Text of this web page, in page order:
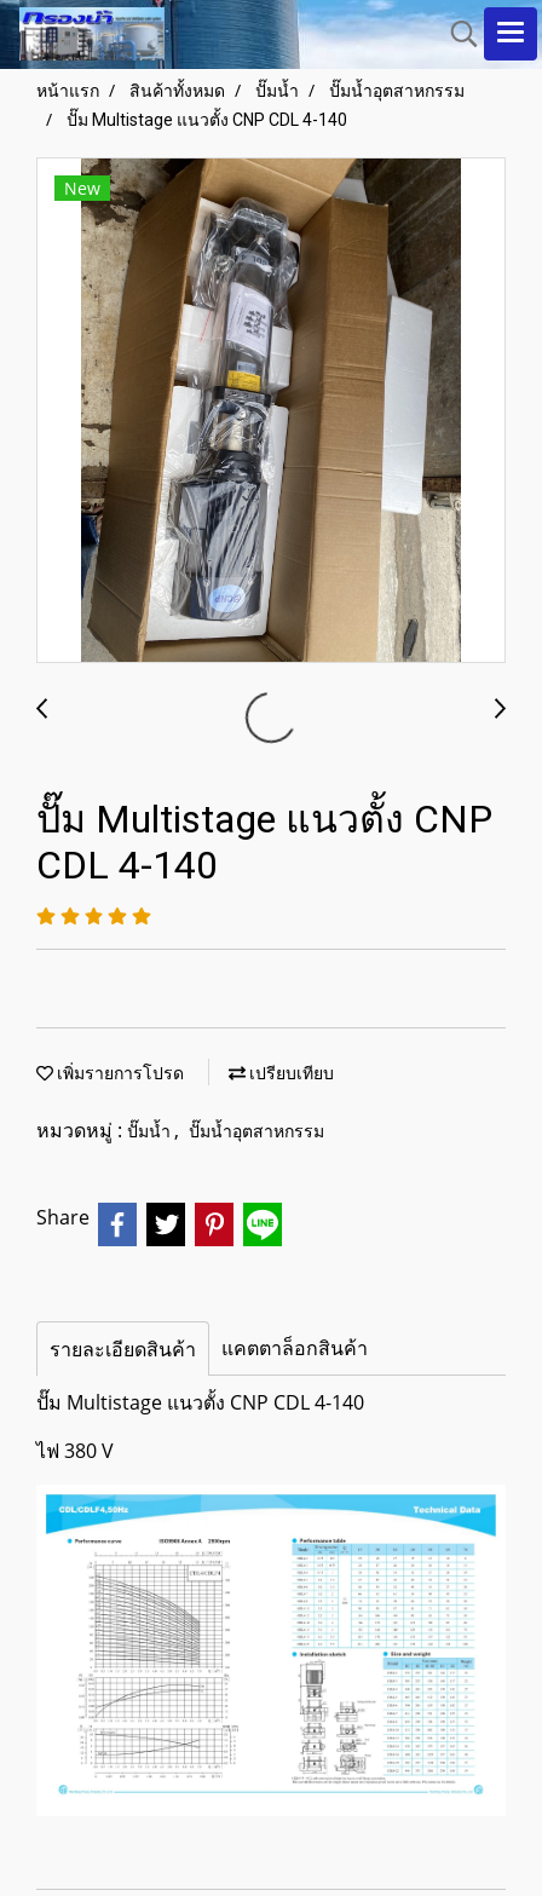
หน้าแรก สินค้าทั้งหมด ปั๊มน้ำ
ปั๊มน้ำอุตสาหกรรม
ปั๊ม Multistage แนวตั้ง CNP CDL 4-140
New
ปั๊ม Multistage แนวตั้ง CNP
CDL 4-140
เพิ่มรายการโปรด เปรียบเทียบ
หมวดหมู่ : ปั๊มน้ำ , ปั๊มน้ำอุตสาหกรรม
Share
รายละเอียดสินค้า แคตตาล็อกสินค้า
ปั๊ม Multistage แนวตั้ง CNP CDL 4-140
ไฟ 380 V